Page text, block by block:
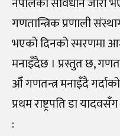
गणतान्त्रिक प्रणाली
भएको दिनको स्मरणमा
मनाइँदैछ । प्रस्तुत छ,
औँ गणतन्त्र मनाइँदै
प्रथम राष्ट्रपति डा
: